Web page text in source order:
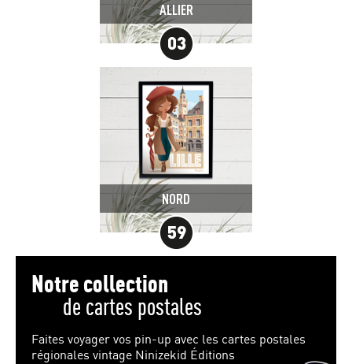
ALLIER
NORD
Notre collection
de cartes postales
Faites voyager vos pin-up avec les cartes postales
régionales vintage Ninizekid Éditions